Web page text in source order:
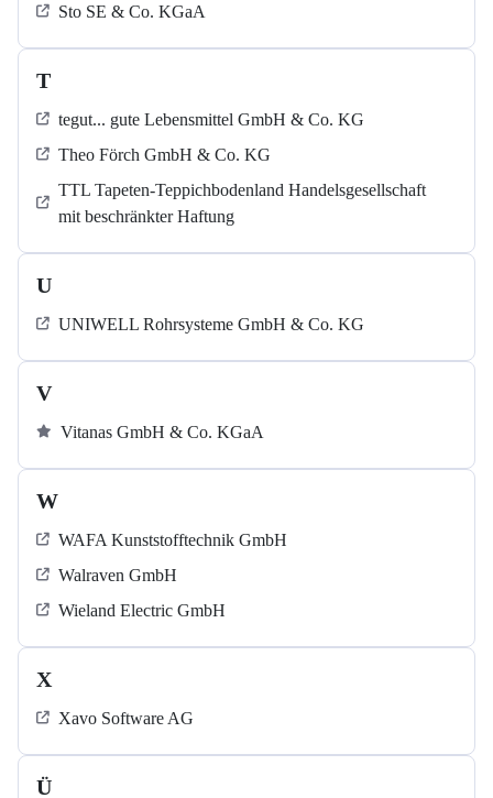
Sto SE & Co. KGaA
T
tegut... gute Lebensmittel GmbH & Co. KG
Theo Förch GmbH & Co. KG
TTL Tapeten-Teppichbodenland Handelsgesellschaft
mit beschränkter Haftung
U
UNIWELL Rohrsysteme GmbH & Co. KG
V
Vitanas GmbH & Co. KGaA
W
WAFA Kunststofftechnik GmbH
Walraven GmbH
Wieland Electric GmbH
X
Xavo Software AG
Ü